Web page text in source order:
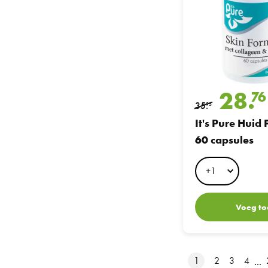
35.
95 28.
76
It's Pure Huid
60 capsules
Voeg
1 2 3 4 ...